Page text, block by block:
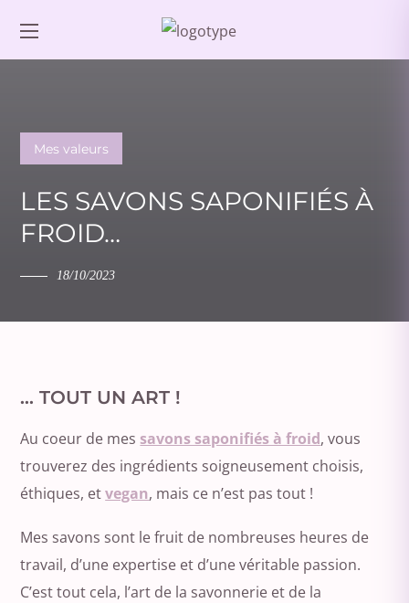
Mes valeurs
LES SAVONS SAPONIFIÉS À
FROID…
18/10/2023
… TOUT UN ART !
Au coeur de mes savons saponifiés à froid, vous
trouverez des ingrédients soigneusement choisis,
éthiques, etvegan, mais ce n’est pas tout !
Mes savons sont le fruit de nombreuses heures de
travail, d’une expertise et d’une véritable passion.
C’est tout cela, l’art de la savonnerie et de la